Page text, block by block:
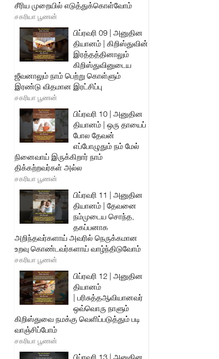
சீரிய முறையில் எடுத்துக்கொள்வோம்
சகரியா பூணன்
பிப்ரவரி 09 | அனுதின
தியானம் | கிறிஸ்துவின்
இரத்தத்தினாலும்
கிறிஸ்துவினுடைய
ஜீவனாலும் நாம் பெற்று கொள்ளும்
இரண்டு விதமான இரட்சிப்பு
சகரியா பூணன்
பிப்ரவரி 10 | அனுதின
தியானம் | ஒரு தாயைப்
போல தேவன்
எப்போழுதும் நம் மேல்
நினைவாய் இருக்கிறார் நாம்
திக்கற்றவர்கள் அல்ல
சகரியா பூணன்
பிப்ரவரி 11 | அனுதின
தியானம் | தேவனை
நம்முடைய சொந்த,
தகப்பனாக
அறிந்தவர்களாய் அவரில் நெருக்கமான
உறவு கொண்டவர்களாய் வாழ்ந்திடுவோம்
சகரியா பூணன்
பிப்ரவரி 12 | அனுதின
தியானம்
| பரிசுத்தஆவியானவர்
ஒவ்வொரு நாளும்
கிறிஸ்துவை நமக்கு வெளிப்படுத்தும் படி
வாஞ்சிப்போம்
சகரியா பூணன்
பிப்ரவரி 13 | அனுதின